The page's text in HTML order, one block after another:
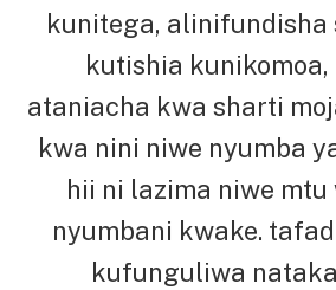
kunitega, alinifundisha
kutishia kunikomoa,
ataniacha kwa sharti
kwa nini niwe nyumba
hii ni lazima niwe mtu
nyumbani kwake.
kufunguliwa